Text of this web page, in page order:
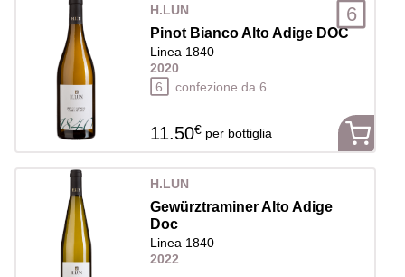
Le caratteristiche del territorio permettono di produrre vini
riconoscibili per la loro eleganza, in particolar modo il
Pinot Nero, che in questa regione raggiunge la sua
massima espressione, consigliamo vivamente la riserva
Sandbichler il vino che rispecchia maggiormente la
filosofia dell' azienda.
H.LUN
Pinot Bianco Alto Adige DOC
Linea 1840
2020
6
confezione da 6
6
11.50€ per bottiglia
H.LUN
Gewürztraminer Alto Adige
Doc
Linea 1840
2022